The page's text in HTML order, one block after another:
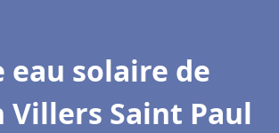
eau solaire de
Saint Paul